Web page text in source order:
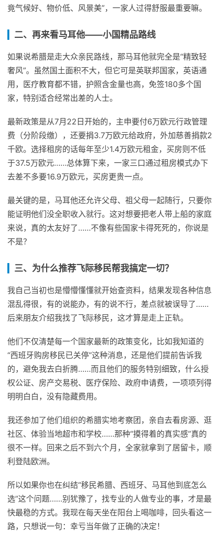
竟气候好、物价低、风景美”，一家人过得舒服最重要嘛。
二、再来看马耳他——小国精品路线
如果说希腊是走大众亲民路线，那马耳他就完全是“精致轻
奢风”。虽然国土面积不大，但它可是英联邦国家，英语通
用，医疗教育都不错，护照含金量也高，免签180多个国
家，特别适合经常出差的人士。
最新政策是从7月22日开始的，主申要付6万欧元行政管理
费（分阶段缴），还要捐3.7万欧元给政府，外加慈善捐款2
千欧。选择租房的话每年至少1.4万欧元租金，买房则不低
于37.5万欧元……总体算下来，一家三口通过租房模式办下
去差不多要16.9万欧元，买房更贵一点。
最关键的是，马耳他还允许父母、祖父母一起随行，只要你
能证明他们没全职收入就行。这对想要把老人带上船的家庭
来说，真的太友好了……不像有些国家卡得死死的，你说是
不是？
三、为什么推荐飞际移民帮我搞定一切？
我自己当初也是懵懵懂懂就开始查资料，结果发现各种信息
混乱得很，有的说能办，有的说不行，差点就被误导了……
后来朋友介绍我找了飞际移民，这才算是走上正轨。
他们不仅清楚每一个国家最新的政策变化，比如我知道的
“西班牙购房移民已关停”这种消息，还是他们提前告诉我
的，避免我去白折腾……而且他们的服务特别细致，什么授
权公证、房产交易税、医疗保险、政府申请费，一项项列得
明明白白，没有隐藏费用。
我还参加了他们组织的希腊实地考察团，亲自去看房源、逛
社区、体验当地超市和学校……那种“摸得着的真实感”真的
很不一样。回来之后不到六个月，全家就拿到了居留卡，顺
利登陆欧洲。
所以如果你也在纠结“移民希腊、西班牙、马耳他到底怎么
选”这个问题……别犹豫了，找专业的人做专业的事，才是最
快最稳的方式。我现在每天坐在阳台上喝咖啡，回头看这一
路，只想说一句：幸亏当年做了正确的决定！